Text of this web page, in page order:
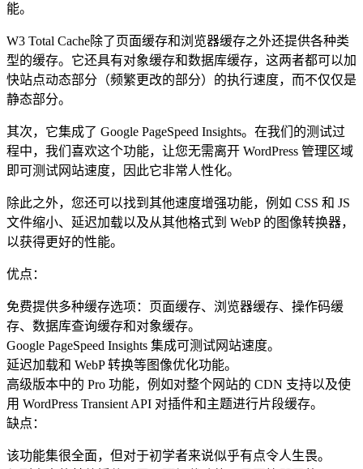
能。
W3 Total Cache除了页面缓存和浏览器缓存之外还提供各种类
型的缓存。它还具有对象缓存和数据库缓存，这两者都可以加
快站点动态部分（频繁更改的部分）的执行速度，而不仅仅是
静态部分。
其次，它集成了 Google PageSpeed Insights。在我们的测试过
程中，我们喜欢这个功能，让您无需离开 WordPress 管理区域
即可测试网站速度，因此它非常人性化。
除此之外，您还可以找到其他速度增强功能，例如 CSS 和 JS
文件缩小、延迟加载以及从其他格式到 WebP 的图像转换器，
以获得更好的性能。
优点：
免费提供多种缓存选项：页面缓存、浏览器缓存、操作码缓
存、数据库查询缓存和对象缓存。
Google PageSpeed Insights 集成可测试网站速度。
延迟加载和 WebP 转换等图像优化功能。
高级版本中的 Pro 功能，例如对整个网站的 CDN 支持以及使
用 WordPress Transient API 对插件和主题进行片段缓存。
缺点：
该功能集很全面，但对于初学者来说似乎有点令人生畏。